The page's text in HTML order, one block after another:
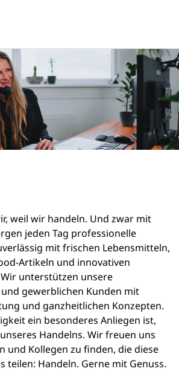
weil wir handeln. Und zwar mit
jeden Tag professionelle
mit frischen Lebensmitteln,
Artikeln und innovativen
unterstützen unsere
gewerblichen Kunden mit
und ganzheitlichen Konzepten.
ein besonderes Anliegen ist,
Handelns. Wir freuen uns
und Kollegen zu finden, die diese
teilen: Handeln. Gerne mit Genuss.